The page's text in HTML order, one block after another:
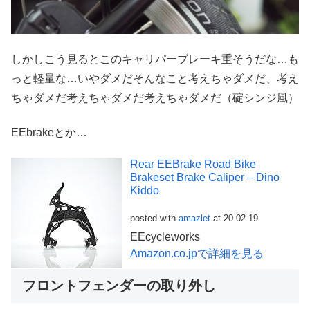
しかしこう見るとこのキャリパーブレーキ重そうだな…も
っと軽量な…いやダメだそんなこと考えちゃダメだ、考え
ちゃダメだ考えちゃダメだ考えちゃダメだ（碇シンジ風）
EEbrakeとか…
Rear EEBrake Road Bike
Brakeset Brake Caliper – Dino
Kiddo
posted with amazlet at 20.02.19
EEcycleworks
Amazon.co.jpで詳細を見る
フロントフェンダーの取り外し